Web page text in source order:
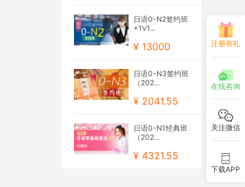
日语0-N2签约班
+1V1...
¥ 13000
日语0-N3签约班
（202...
¥ 2041.55
日语0-N1经典班
（202...
¥ 4321.55
注册有礼
在线咨询
关注微信
下载APP